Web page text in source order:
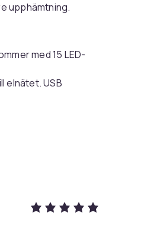
upphämtning.
med 15 LED-
elnätet. USB